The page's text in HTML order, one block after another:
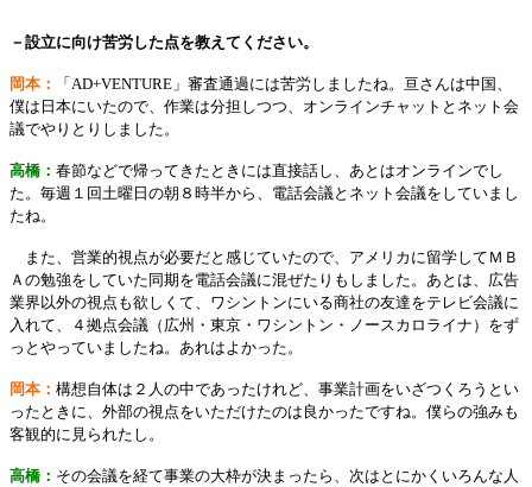
－設立に向け苦労した点を教えてください。
岡本：
「AD+VENTURE」審査通過には苦労しましたね。亘さんは中国、
僕は日本にいたので、作業は分担しつつ、オンラインチャットとネット会
議でやりとりしました。
高橋： 春節などで帰ってきたときには直接話し、あとはオンラインでし
た。毎週１回土曜日の朝８時半から、電話会議とネット会議をしていまし
たね。
また、営業的視点が必要だと感じていたので、アメリカに留学してＭＢ
Ａの勉強をしていた同期を電話会議に混ぜたりもしました。あとは、広告
業界以外の視点も欲しくて、ワシントンにいる商社の友達をテレビ会議に
入れて、４拠点会議（広州・東京・ワシントン・ノースカロライナ）をず
っとやっていましたね。あれはよかった。
岡本： 構想自体は２人の中であったけれど、事業計画をいざつくろうとい
ったときに、外部の視点をいただけたのは良かったですね。僕らの強みも
客観的に見られたし。
高橋： その会議を経て事業の大枠が決まったら、次はとにかくいろんな人